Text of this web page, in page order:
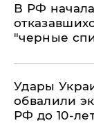
​В РФ
"черные
Удары
обвалили
РФ до 10-